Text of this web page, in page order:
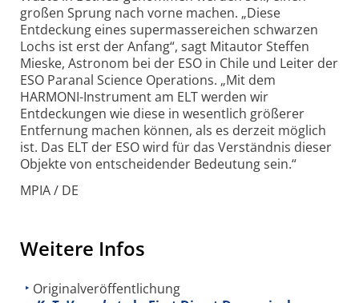
großen Sprung nach vorne machen. „Diese
Entdeckung eines super­massereichen schwarzen
Lochs ist erst der Anfang“, sagt Mitautor Steffen
Mieske, Astronom bei der ESO in Chile und Leiter der
ESO Paranal Science Operations. „Mit dem
HARMONI-Instrument am ELT werden wir
Entdeckungen wie diese in wesentlich größerer
Entfernung machen können, als es derzeit möglich
ist. Das ELT der ESO wird für das Verständnis dieser
Objekte von entscheidender Bedeutung sein.“
MPIA / DE
Weitere Infos
Originalveröffentlichung